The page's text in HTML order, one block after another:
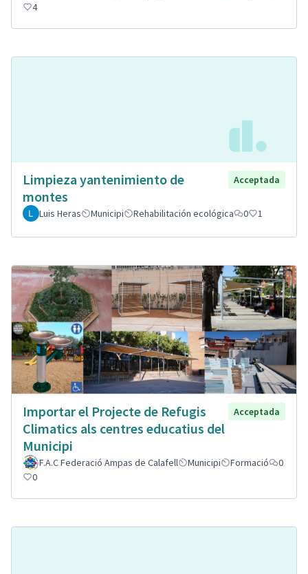
4
Limpieza yantenimiento de
montes
Acceptada
Luis Heras Municipi Rehabilitación ecológica 0 1
Importar el Projecte de Refugis
Climatics als centres educatius del
Municipi
Acceptada
F.A.C Federació Ampas de Calafell Municipi Formació
0
0